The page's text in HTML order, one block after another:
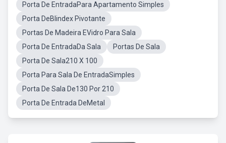
Porta De EntradaPara Apartamento Simples
Porta DeBlindex Pivotante
Portas De Madeira EVidro Para Sala
Porta De EntradaDa Sala
Portas De Sala
Porta De Sala210 X 100
Porta Para Sala De EntradaSimples
Porta De Sala De130 Por 210
Porta De Entrada DeMetal